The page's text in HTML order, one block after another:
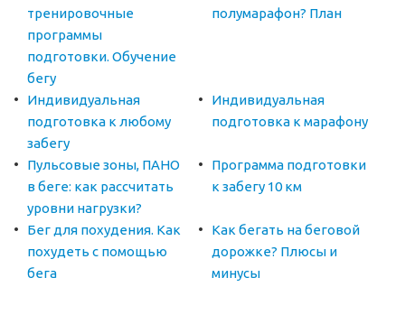
тренировочные
программы
подготовки. Обучение
бегу
полумарафон? План
Индивидуальная
подготовка к любому
забегу
Индивидуальная
подготовка к марафону
Пульсовые зоны, ПАНО
в беге: как рассчитать
уровни нагрузки?
Программа подготовки
к забегу 10 км
Бег для похудения. Как
похудеть с помощью
бега
Как бегать на беговой
дорожке? Плюсы и
минусы